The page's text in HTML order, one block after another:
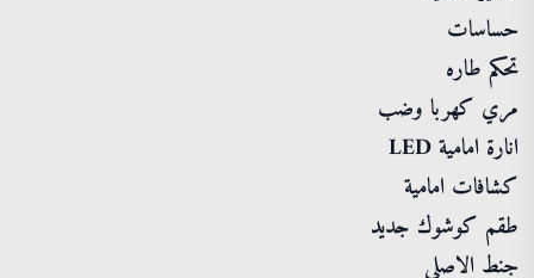
حساسات
تحكم طاره
مري كهربا وضب
انارة امامية LED
كشافات امامية
طقم كوشوك جديد
جنط الاصلي